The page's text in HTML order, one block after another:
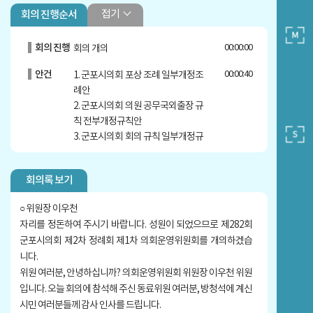
회의 진행순서 접기
회의 진행 회의 개의 00:00:00
안건
1. 군포시의회 포상 조례 일부개정조
례안
2. 군포시의회 의원 공무국외출장 규
칙 전부개정규칙안
3. 군포시의회 회의 규칙 일부개정규
칙안
00:00:40
제안설명 신경원 의원
질문답변 신경원 의원
안건
4. 군포시의회 의원연구단체 구성 및
운영 조례 일부개정조례안
칙안
00:10:14
제안설명 박상현 의원 00:11:02
회의록 보기
○ 위원장 이우천
자리를 정돈하여 주시기 바랍니다. 성원이 되었으므로 제282회
군포시의회 제2차 정례회 제1차 의회운영위원회를 개의하겠습
니다.
위원 여러분, 안녕하십니까? 의회운영위원회 위원장 이우천 위원
입니다. 오늘 회의에 참석해 주신 동료위원 여러분, 방청석에 계신
시민 여러분들께 감사 인사를 드립니다.